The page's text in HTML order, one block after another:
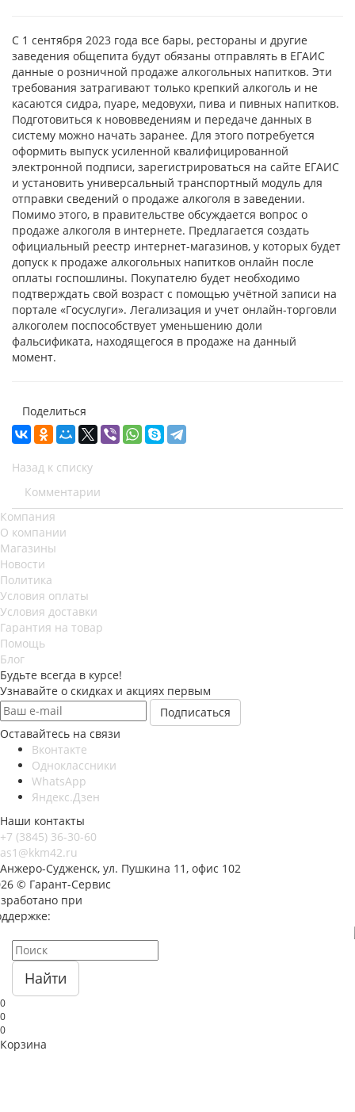
С 1 сентября 2023 года все бары, рестораны и другие
заведения общепита будут обязаны отправлять в ЕГАИС
данные о розничной продаже алкогольных напитков. Эти
требования затрагивают только крепкий алкоголь и не
касаются сидра, пуаре, медовухи, пива и пивных напитков.
Подготовиться к нововведениям и передаче данных в
систему можно начать заранее. Для этого потребуется
оформить выпуск усиленной квалифицированной
электронной подписи, зарегистрироваться на сайте ЕГАИС
и установить универсальный транспортный модуль для
отправки сведений о продаже алкоголя в заведении.
Помимо этого, в правительстве обсуждается вопрос о
продаже алкоголя в интернете. Предлагается создать
официальный реестр интернет-магазинов, у которых будет
допуск к продаже алкогольных напитков онлайн после
оплаты госпошлины. Покупателю будет необходимо
подтверждать свой возраст с помощью учётной записи на
портале «Госуслуги». Легализация и учет онлайн-торговли
алкоголем поспособствует уменьшению доли
фальсификата, находящегося в продаже на данный
момент.
Поделиться
Назад к списку
Комментарии
Компания
О компании
Магазины
Новости
Политика
Условия оплаты
Условия доставки
Гарантия на товар
Помощь
Блог
Будьте всегда в курсе!
Узнавайте о скидках и акциях первым
Оставайтесь на связи
Вконтакте
Одноклассники
WhatsApp
Яндекс.Дзен
Наши контакты
+7 (3845) 36-30-60
as1@kkm42.ru
Анжеро-Судженск, ул. Пушкина 11, офис 102
© Гарант-Сервис
при
Найти
0
0
0
Корзина